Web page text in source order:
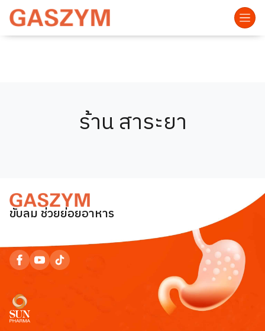
ร้าน สาระยา
ขับลม ช่วยย่อยอาหาร